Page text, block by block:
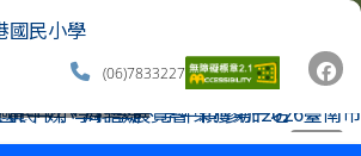
港國民小學
(06)7833227